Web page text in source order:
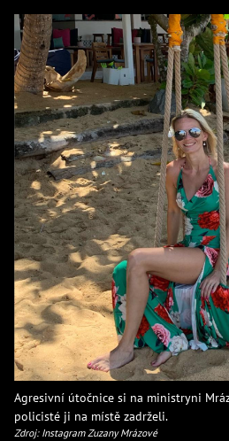
Agresivní útočnice si na ministryni
policisté ji na místě zadrželi.
Zdroj: Instagram Zuzany Mrázové